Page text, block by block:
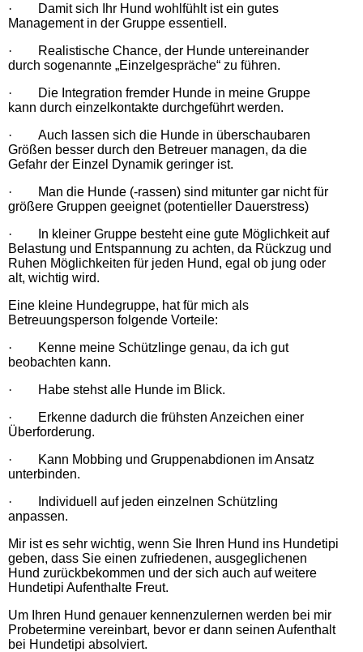
·
Damit sich Ihr Hund wohlfühlt ist ein gutes
Management in der Gruppe essentiell.
·
Realistische Chance, der Hunde untereinander
durch sogenannte „Einzelgespräche“ zu führen.
·
Die Integration fremder Hunde in meine Gruppe
kann durch einzelkontakte durchgeführt werden.
· Auch lassen sich die Hunde in überschaubaren
Größen besser durch den Betreuer managen, da die
Gefahr der Einzel Dynamik geringer ist.
·
Man die Hunde (-rassen) sind mitunter gar nicht für
größere Gruppen geeignet (potentieller Dauerstress)
·
In kleiner Gruppe besteht eine gute Möglichkeit auf
Belastung und Entspannung zu achten, da Rückzug und
Ruhen Möglichkeiten für jeden Hund, egal ob jung oder
alt, wichtig wird.
Eine kleine Hundegruppe, hat für mich als
Betreuungsperson folgende Vorteile:
·
Kenne meine Schützlinge genau, da ich gut
beobachten kann.
·
Habe stehst alle Hunde im Blick.
·
Erkenne dadurch die frühsten Anzeichen einer
Überforderung.
·
Kann Mobbing und Gruppenabdionen im Ansatz
unterbinden.
·
Individuell auf jeden einzelnen Schützling
anpassen.
Mir ist es sehr wichtig, wenn Sie Ihren Hund ins Hundetipi
geben, dass Sie einen zufriedenen, ausgeglichenen
Hund zurückbekommen und der sich auch auf weitere
Hundetipi Aufenthalte Freut.
Um Ihren Hund genauer kennenzulernen werden bei mir
Probetermine vereinbart, bevor er dann seinen Aufenthalt
bei Hundetipi absolviert.